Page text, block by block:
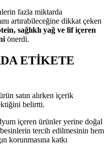
fazla miktarda
artırabileceğine dikkat çeken
sağlıklı yağ ve lif içeren
önerdi.
ETİKETE
satın alırken içerik
belirtti.
içeren ürünler yerine doğal
tercih edilmesinin hem
korunmasına katkı